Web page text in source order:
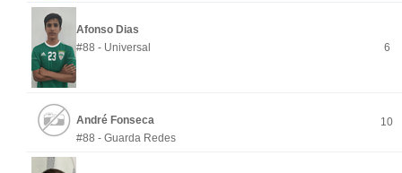
Afonso Dias
#88 - Universal
6
André Fonseca
#88 - Guarda Redes
10